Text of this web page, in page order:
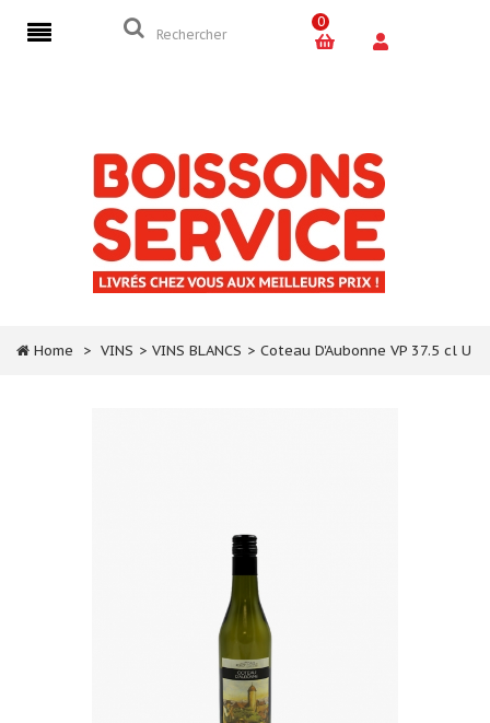
0
Home > VINS > VINS BLANCS > Coteau D'Aubonne VP 37.5 cl U